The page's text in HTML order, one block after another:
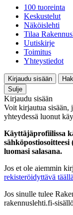
100 tuoreinta
Keskustelut
Näköislehti
Tilaa
Uutiskirje
Toimitus
Yhteystiedot
Kirjaudu sisään
Sulje
Kirjaudu sisään
Voit kirjautua sisään,
yhteydessä luonut
Käyttäjäprofiilissa
luomasi salasana.
Jos et ole aiemmin
rekisteröidyttävä täällä
Jos sinulle tulee
rakennuslehti.fi-